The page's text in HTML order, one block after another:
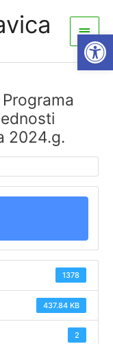
Main
Menu
2024.g.
1378
437.84 KB
2